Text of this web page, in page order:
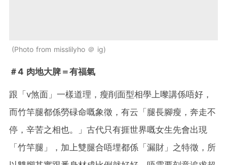
Photo from misslilyho ＠ ig
＃4 肉地大脾＝有福氣
跟「v煞面」一樣道理，瘦削面型相學上嚟講係唔好，
而竹竿腿都係勞碌命嘅象徵，有云「腿長腳瘦，奔走不
停，辛苦之相也。」古代只有捱世界嘅女生先會出現
「竹竿腿」，加上雙腿合唔埋都係「漏財」之特徵，所